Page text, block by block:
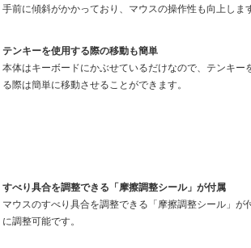
手前に傾斜がかかっており、マウスの操作性も向上しま
テンキーを使用する際の移動も簡単
本体はキーボードにかぶせているだけなので、テンキー
る際は簡単に移動させることができます。
すべり具合を調整できる「摩擦調整シール」が付属
マウスのすべり具合を調整できる「摩擦調整シール」
に調整可能です。